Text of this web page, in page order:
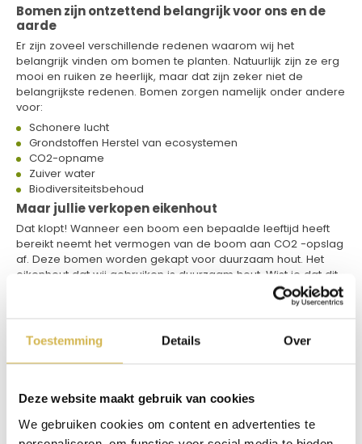
Toestemming Details Over
Deze website maakt gebruik van cookies
We gebruiken cookies om content en advertenties te
Bomenzijn ontzettend belangrijk voor ons en de
aarde
Er zijn zoveel verschillende redenen waarom wij het
belangrijk vinden om bomen te planten. Natuurlijk zijn ze erg
mooi en ruiken ze heerlijk, maar dat zijn zeker niet de
belangrijkste redenen. Bomen zorgen namelijk onder andere
voor:
Schonere lucht
Grondstoffen Herstel van ecosystemen
CO2-opname
Zuiver water
Biodiversiteitsbehoud
Maar jullie verkopen eikenhout
Dat klopt! Wanneer een boom een bepaalde leeftijd heeft
bereikt neemt het vermogen van de boom aan CO2 -opslag
af. Deze bomen worden gekapt voor duurzaam hout. Het
eikenhout dat wij gebruiken is duurzaam hout. Wist je dat dit
zelfs een van de duurzame ontwikkelingsdoelen van de VN
Omdat wij het belangrijk vinden dat deze aarde toch weer
groener wordt hebben wij de koppen bij elkaar gestoken.
eigenlijk ‘lenen’? Wij en waarschijnlijk ook jij, willen graag dat
onze kinderen en kleinkinderen in goede gezondheid op een
zo gezond mogelijke aarde leven.